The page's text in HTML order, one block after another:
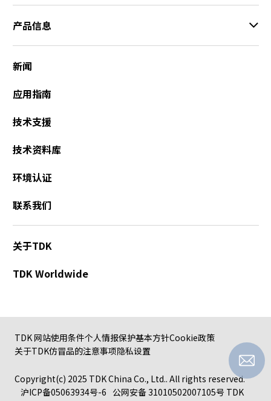
产品信息
新闻
应用指南
技术支援
技术资料库
环境认证
联系我们
关于TDK
TDK Worldwide
TDK 网站使用条件个人情报保护基本方针Cookie政策
关于TDK仿冒品的注意事项隐私设置
Copyright(c) 2025 TDK China Co., Ltd.. All rights reserved.
沪ICP备05063934号-6 公网安备 31010502007105号 TDK